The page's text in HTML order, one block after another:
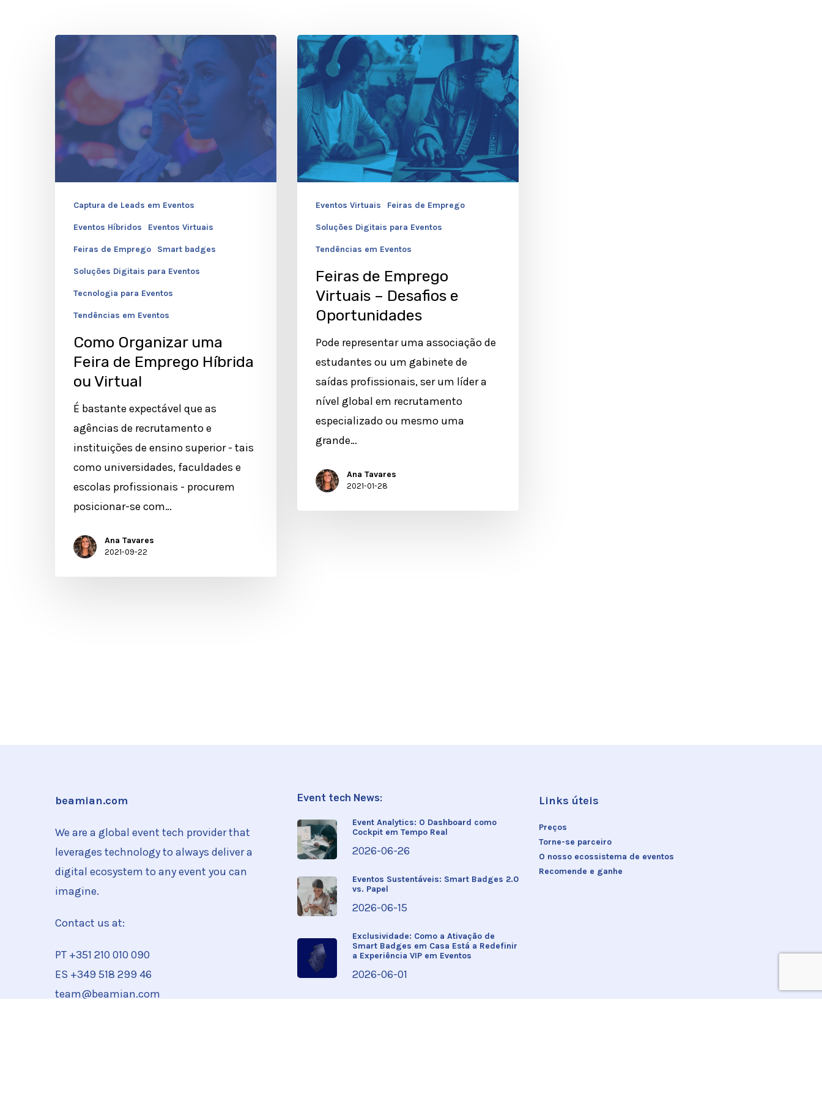
Como
Organizar
uma
Feira
Emprego
Híbrida
ou
VirtualCaptura de Leads em Eventos
Eventos Híbridos Eventos Virtuais
Feiras de Emprego Smart badges
Soluções Digitais para Eventos
Tecnologia para Eventos
Tendências em Eventos
Como Organizar uma
Feira de Emprego Híbrida
ou Virtual
É bastante expectável que as
agências de recrutamento e
instituições de ensino superior - tais
como universidades, faculdades e
escolas profissionais - procurem
posicionar-se com…
Ana Tavares
2021-09-22
Feiras
de
Emprego
Virtuais
Desafios
Oportunidades
Eventos Virtuais Feiras de Emprego
Soluções Digitais para Eventos
Tendências em Eventos
Feiras de Emprego
Virtuais – Desafios e
Oportunidades
Pode representar uma associação de
estudantes ou um gabinete de
saídas profissionais, ser um líder a
nível global em recrutamento
especializado ou mesmo uma
grande…
Ana Tavares
2021-01-28
beamian.com
We are a global event tech provider that
leverages technology to always deliver a
digital ecosystem to any event you can
imagine.
Contact us at:
PT +351 210 010 090
ES +349 518 299 46
team@beamian.com
Event tech News:
Event Analytics: O Dashboard como
Cockpit em Tempo Real
2026-06-26
Eventos Sustentáveis: Smart Badges 2.0
vs. Papel
2026-06-15
Exclusividade: Como a Ativação de
Smart Badges em Casa Está a Redefinir
a Experiência VIP em Eventos
2026-06-01
Links úteis
Preços
Torne-se parceiro
O nosso ecossistema de eventos
Recomende e ganhe